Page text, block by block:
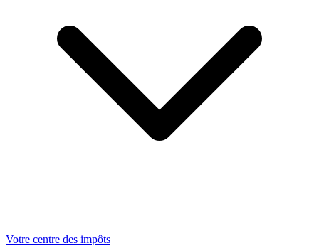
Votre centre des impôts